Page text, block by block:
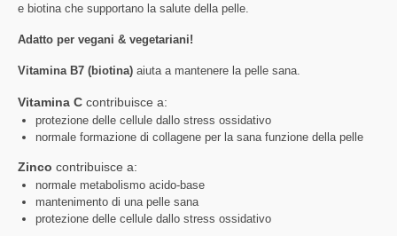
e biotina che supportano la salute della pelle.
Adatto per vegani & vegetariani!
Vitamina B7 (biotina) aiuta a mantenere la pelle sana.
Vitamina C contribuisce a:
protezione delle cellule dallo stress ossidativo
normale formazione di collagene per la sana funzione della pelle
Zinco contribuisce a:
normale metabolismo acido-base
mantenimento di una pelle sana
protezione delle cellule dallo stress ossidativo